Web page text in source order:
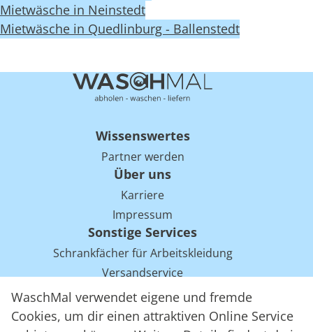
WaschMal verwendet eigene und fremde
Cookies, um dir einen attraktiven Online Service
Mietwäsche in Neinstedt
Mietwäsche in Quedlinburg - Ballenstedt
Wissenswertes
Partner werden
Über uns
Karriere
Impressum
Sonstige Services
Schrankfächer für Arbeitskleidung
Versandservice
Einsparpotentiale für Mietwäsche bei Arbeitskleidung
Arbeitskleidung Tracking mit RFID